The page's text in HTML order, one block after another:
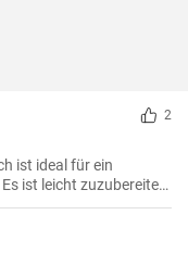
2
ist ideal für ein
ist leicht zuzubereiten